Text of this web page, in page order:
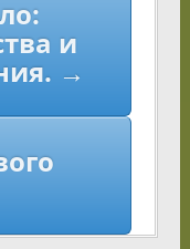
и
→